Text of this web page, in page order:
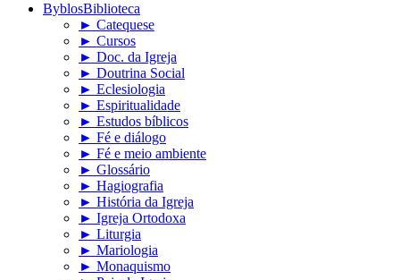
ByblosBiblioteca
► Catequese
► Cursos
► Doc. da Igreja
► Doutrina Social
► Eclesiologia
► Espiritualidade
► Estudos bíblicos
► Fé e diálogo
► Fé e meio ambiente
► Glossário
► Hagiografia
► História da Igreja
► Igreja Ortodoxa
► Liturgia
► Mariologia
► Monaquismo